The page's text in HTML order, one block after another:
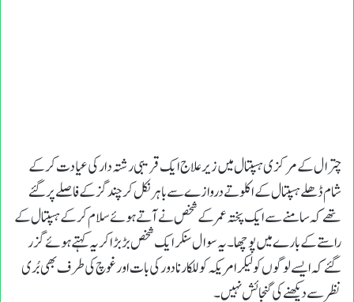
چترال کے مرکزی ہسپتال میں زیر علاج ایک قریبی رشتہ دار کی عیادت کر کے
شام ڈھلے ہسپتال کے اکلوتے دروازے سے باہر نکل کر چند گز کے فاصلے پر گئے
تھے کہ سامنے سے ایک پختہ عمر کے شخص نے آتے ہوئے سلام کر کے ہسپتال کے
راستے کے بارے میں پوچھا ۔ یہ سوال سنکر ایک شخص بڑ بڑا کر یہ کہتے ہوئے گزر
گئے کہ ایسے لوگوں کو لیکر امریکہ کو للکارنا دور کی بات اورغوچ کی طرف بھی بُری
نظر سے دیکھنے کی گنجائش نہیں۔